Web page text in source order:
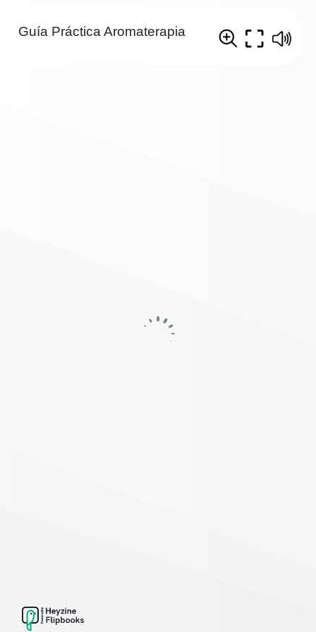
Guía Práctica Aromaterapia